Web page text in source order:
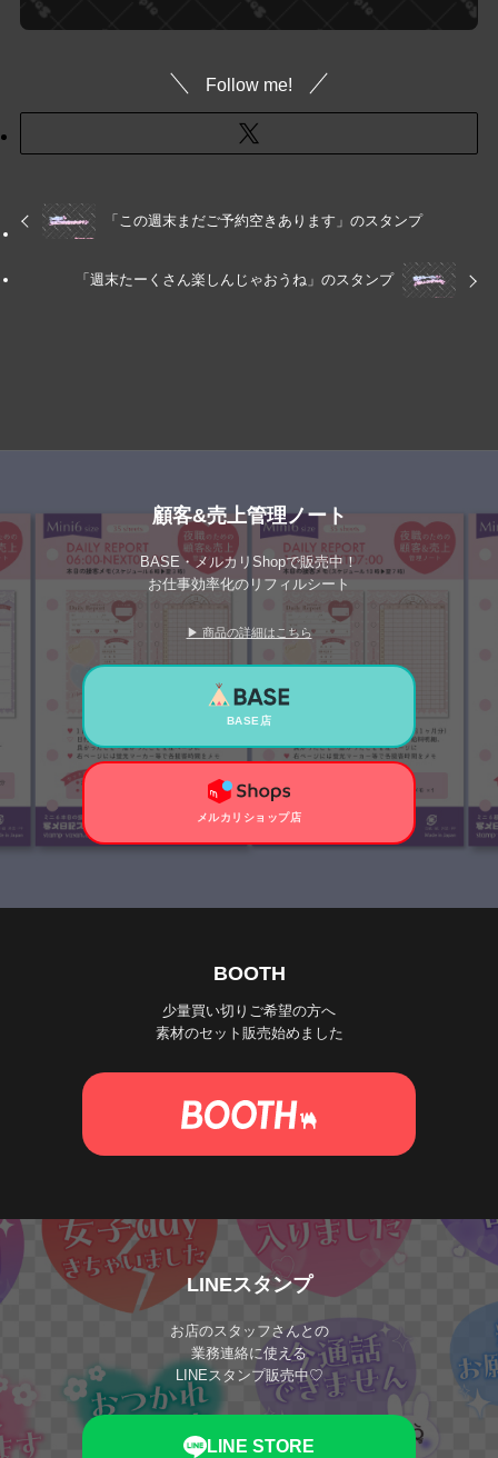
Follow me!
「この週末まだご予約空きあります」のスタンプ
「週末たーくさん楽しんじゃおうね」のスタンプ
顧客&売上管理ノート
BASE・メルカリShopで販売中！
お仕事効率化のリフィルシート
▶ 商品の詳細はこちら
BASE店
メルカリショップ店
BOOTH
少量買い切りご希望の方へ
素材のセット販売始めました
LINEスタンプ
お店のスタッフさんとの
業務連絡に使える
LINEスタンプ販売中♡
LINE STORE